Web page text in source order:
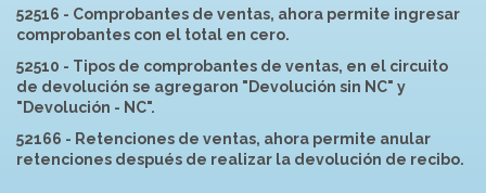
52516 - Comprobantes de ventas, ahora permite ingresar
comprobantes con el total en cero.
52510 - Tipos de comprobantes de ventas, en el circuito
de devolución se agregaron "Devolución sin NC" y
"Devolución - NC".
52166 - Retenciones de ventas, ahora permite anular
retenciones después de realizar la devolución de recibo.